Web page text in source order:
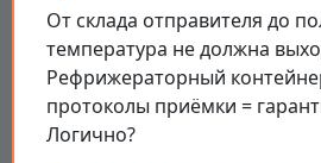
От склада отправителя до
температура не должна
Рефрижераторный
протоколы приёмки =
Логично?